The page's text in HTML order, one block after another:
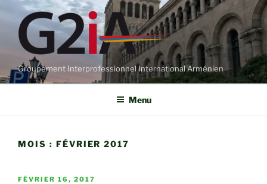
contenu
principal
Groupement Interprofessionnel International Arménien
Menu
MOIS : FÉVRIER 2017
PUBLIÉ
FÉVRIER 16, 2017